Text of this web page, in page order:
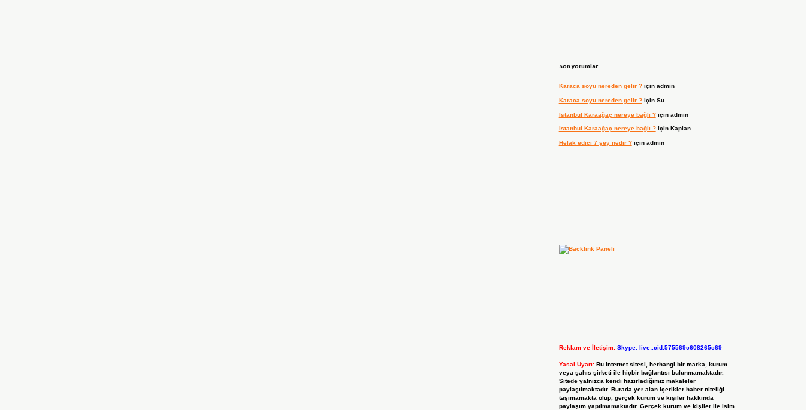
Son yorumlar
Karaca soyu nereden gelir ?için admin
Karaca soyu nereden gelir ?için Su
Istanbul Karaağaç nereye bağlı ?için admin
Istanbul Karaağaç nereye bağlı ?için Kaplan
Helak edici 7 şey nedir ?için admin
Reklam ve İletişim: Skype: live:.cid.575569c608265c69
Yasal Uyarı: Bu internet sitesi, herhangi bir marka, kurum
veya şahıs şirketi ile hiçbir bağlantısı bulunmamaktadır.
Sitede yalnızca kendi hazırladığımız makaleler
paylaşılmaktadır. Burada yer alan içerikler haber niteliği
taşımamakta olup, gerçek kurum ve kişiler hakkında
paylaşım yapılmamaktadır. Gerçek kurum ve kişiler ile isim